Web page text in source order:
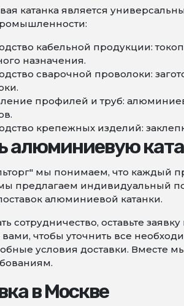
катанка является
кабельной продукции:
назначения.
сварочной проволоки:
профилей и труб:
крепежных изделий:
алюминиевую
мы понимаем, что каждый
предлагаем индивидуальный
алюминиевой катанки.
сотрудничество, оставьте
вами, чтобы уточнить все
условия доставки. Вместе
в Москве